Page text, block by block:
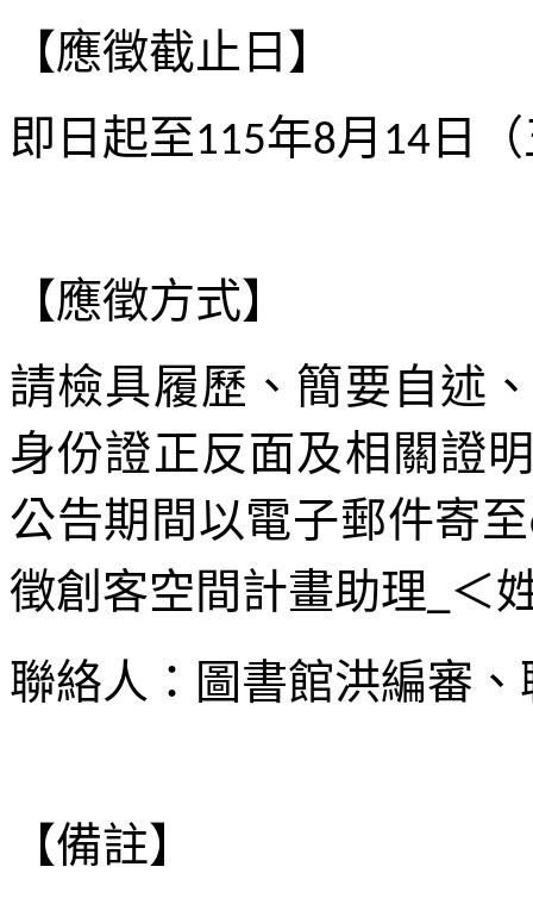
【應徵截止日】
即日起至115年8月 14 日
【應徵方式】
請檢具履歷、簡要自述
身份證正反面及相關證
公告期間以電子郵件寄至
徵創客空間計畫助理 ＜
聯絡人：圖書館洪編審
【備註】